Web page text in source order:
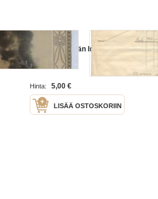
Tili Urjalan kylän lottien iltamista
1934
Hinta: 5,00 €
LISÄÄ OSTOSKORIIN